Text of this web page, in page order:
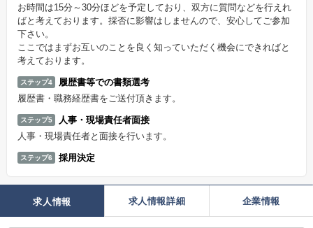
お時間は15分～30分ほどを予定しており、双方に質問などを行えれ
ばと考えております。採否に影響はしませんので、安心してご参加
下さい。
ここではまずお互いのことを良く知っていただく機会にできればと
考えております。
ステップ4
履歴書等での書類選考
履歴書・職務経歴書をご送付頂きます。
ステップ5
人事・現場責任者面接
人事・現場責任者と面接を行います。
ステップ6 採用決定
求人情報 求人情報詳細 企業情報